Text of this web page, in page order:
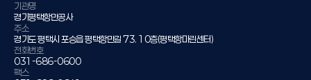
이
트
기관명
경기평택항만공사
주소
경기도 평택시 포승읍 평택항만길 73. 10층(평택항마린센터)
전화번호
031-686-0600
팩스